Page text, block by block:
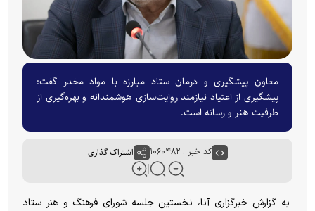
معاون پیشگیری و درمان ستاد مبارزه با مواد مخدر گفت:
پیشگیری از اعتیاد نیازمند روایت‌سازی هوشمندانه و بهره‌گیری از
ظرفیت هنر و رسانه است.
کد خبر : ۱۰۶۰۴۸۲ اشتراک گذاری
به گزارش خبرگزاری آنا، نخستین جلسه شورای فرهنگ و هنر ستاد